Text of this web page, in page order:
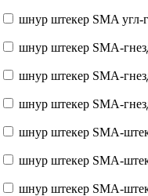
шнур штекер SMA угл-
шнур штекер SMA-
шнур штекер SMA-
шнур штекер SMA-
шнур штекер SMA-
шнур штекер SMA-
шнур штекер SMA-